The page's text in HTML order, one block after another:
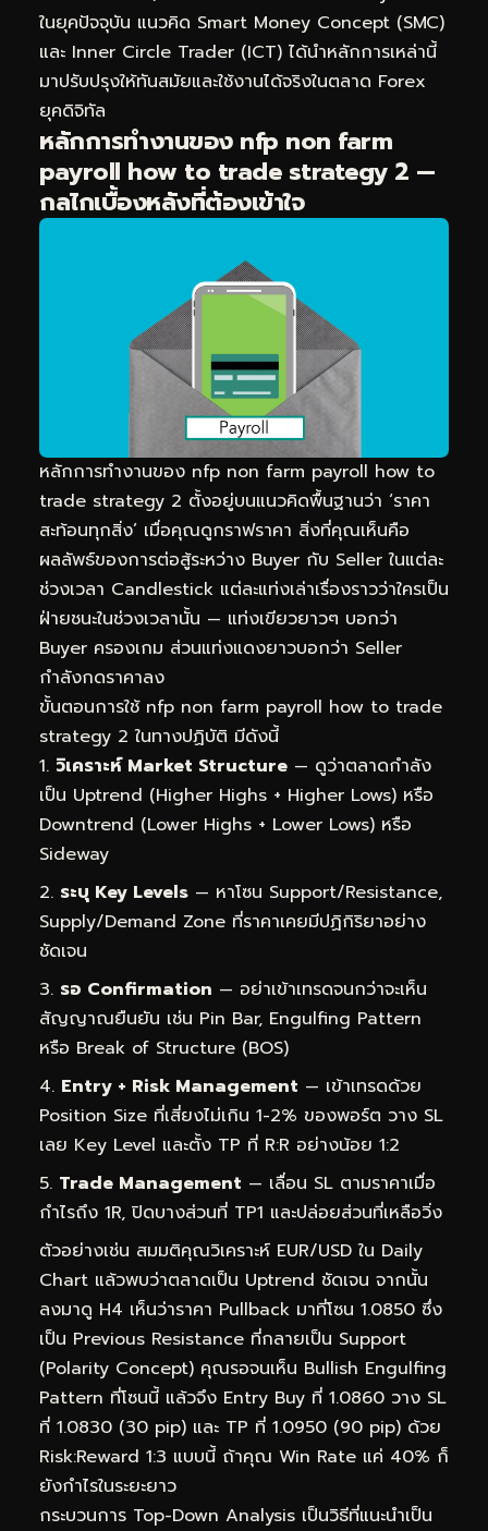
ในยุคปัจจุบัน แนวคิด Smart Money Concept (SMC)
และ Inner Circle Trader (ICT) ได้นำหลักการเหล่านี้
มาปรับปรุงให้ทันสมัยและใช้งานได้จริงในตลาด Forex
ยุคดิจิทัล
หลักการทำงานของ nfp non farm
payroll how to trade strategy 2 —
กลไกเบื้องหลังที่ต้องเข้าใจ
หลักการทำงานของ nfp non farm payroll how to
trade strategy 2 ตั้งอยู่บนแนวคิดพื้นฐานว่า ‘ราคา
สะท้อนทุกสิ่ง’ เมื่อคุณดูกราฟราคา สิ่งที่คุณเห็นคือ
ผลลัพธ์ของการต่อสู้ระหว่าง Buyer กับ Seller ในแต่ละ
ช่วงเวลา Candlestick แต่ละแท่งเล่าเรื่องราวว่าใครเป็น
ฝ่ายชนะในช่วงเวลานั้น — แท่งเขียวยาวๆ บอกว่า
Buyer ครองเกม ส่วนแท่งแดงยาวบอกว่า Seller
กำลังกดราคาลง
ขั้นตอนการใช้ nfp non farm payroll how to trade
strategy 2 ในทางปฏิบัติ มีดังนี้
วิเคราะห์ Market Structure — ดูว่าตลาดกำลัง
เป็น Uptrend (Higher Highs + Higher Lows) หรือ
Downtrend (Lower Highs + Lower Lows) หรือ
Sideway
ระบุ Key Levels — หาโซน Support/Resistance,
Supply/Demand Zone ที่ราคาเคยมีปฏิกิริยาอย่าง
ชัดเจน
รอ Confirmation — อย่าเข้าเทรดจนกว่าจะเห็น
สัญญาณยืนยัน เช่น Pin Bar, Engulfing Pattern
หรือ Break of Structure (BOS)
Entry + Risk Management — เข้าเทรดด้วย
Position Size ที่เสี่ยงไม่เกิน 1-2% ของพอร์ต วาง SL
เลย Key Level และตั้ง TP ที่ R:R อย่างน้อย 1:2
Trade Management — เลื่อน SL ตามราคาเมื่อ
กำไรถึง 1R, ปิดบางส่วนที่ TP1 และปล่อยส่วนที่เหลือวิ่ง
ตัวอย่างเช่น สมมติคุณวิเคราะห์ EUR/USD ใน Daily
Chart แล้วพบว่าตลาดเป็น Uptrend ชัดเจน จากนั้น
ลงมาดู H4 เห็นว่าราคา Pullback มาที่โซน 1.0850 ซึ่ง
เป็น Previous Resistance ที่กลายเป็น Support
(Polarity Concept) คุณรอจนเห็น Bullish Engulfing
Pattern ที่โซนนี้ แล้วจึง Entry Buy ที่ 1.0860 วาง SL
ที่ 1.0830 (30 pip) และ TP ที่ 1.0950 (90 pip) ด้วย
Risk:Reward 1:3 แบบนี้ ถ้าคุณ Win Rate แค่ 40% ก็
ยังกำไรในระยะยาว
กระบวนการ Top-Down Analysis เป็นวิธีที่แนะนำเป็น